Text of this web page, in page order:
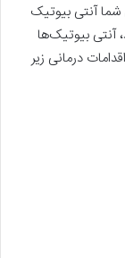
شما آنتی بیوتیک
آنتی بیوتیک‌ها
درمانی زیر